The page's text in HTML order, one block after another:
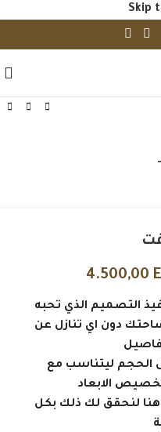
Skip
4.500,00
التصميم الذي تحبه
دون اي تنازل عن
الحجم ليتناسب مع
الابعاد
لنحقق لك ذلك بكل